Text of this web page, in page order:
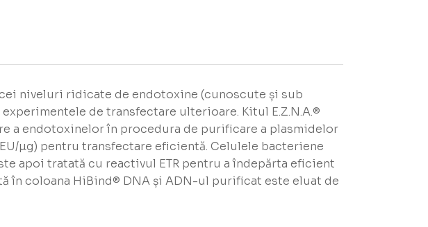
niveluri ridicate de endotoxine (cunoscute și sub
de transfectare ulterioare. Kitul E.Z.N.A.®
a endotoxinelor în procedura de purificare a plasmidelor
µg) pentru transfectare eficientă. Celulele bacteriene
apoi tratată cu reactivul ETR pentru a îndepărta eficient
în coloana HiBind® DNA și ADN-ul purificat este eluat de